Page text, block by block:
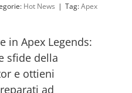
Hot News | Tag:Apex
in Apex Legends:
sfide della
e ottieni
ad